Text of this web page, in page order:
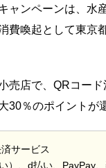
ャンペーンは、水
費喚起として東京
売店で、QRコー
30％のポイントが
サービス
）、d払い、PayPay